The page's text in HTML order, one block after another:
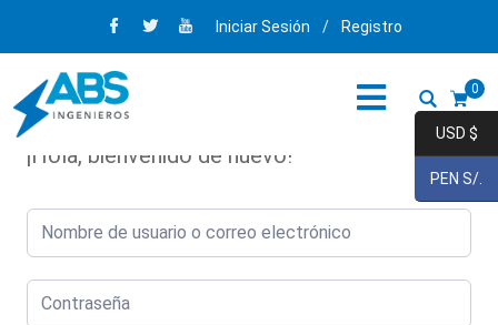
Iniciar Sesión / Registro
0
¡Hola, bienvenido de nuevo!
USD $
PEN S/.